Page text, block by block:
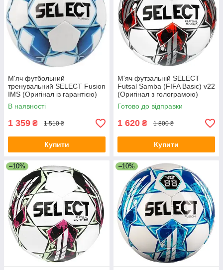
М'яч футбольний
тренувальний SELECT Fusion
IMS (Оригінал із гарантією)
В наявності
1 359 ₴ 1 510 ₴
Купити
М'яч футзальній SELECT
Futsal Samba (FIFA Basic) v22
(Оригінал з голограмою)
Готово до відправки
1 620 ₴ 1 800 ₴
Купити
–10% –10%